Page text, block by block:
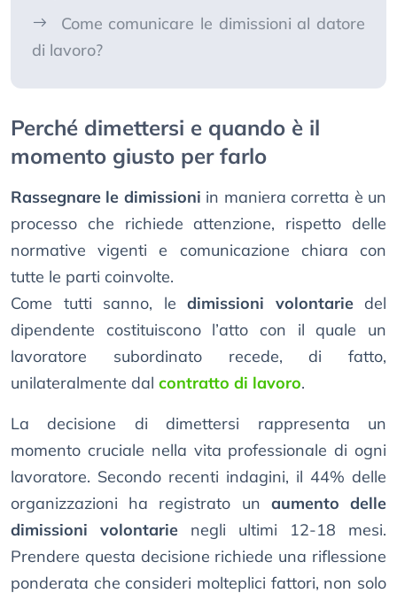
Come comunicare le dimissioni al datore
di lavoro?
Perché dimettersi e quando è il
momento giusto per farlo
Rassegnare le dimissioni in maniera corretta è un
processo che richiede attenzione, rispetto delle
normative vigenti e comunicazione chiara con
tutte le parti coinvolte.
Come tutti sanno, le dimissioni volontariedel
dipendente costituiscono l’atto con il quale un
lavoratore subordinato recede, di fatto,
unilateralmente dal contratto di lavoro.
La decisione di dimettersi rappresenta un
momento cruciale nella vita professionale di ogni
lavoratore. Secondo recenti indagini, il 44% delle
organizzazioni ha registrato un aumento delle
dimissioni volontarie negli ultimi 12-18 mesi.
Prendere questa decisione richiede una riflessione
ponderata che consideri molteplici fattori, non solo